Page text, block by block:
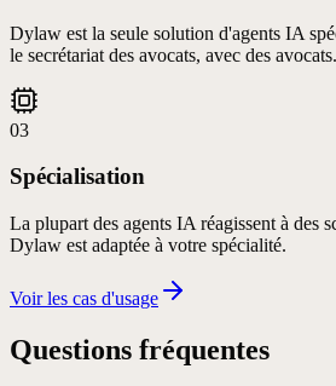
Dylaw est la seule solution d'agents IA
le secrétariat des avocats, avec des avocats.
03
Spécialisation
La plupart des agents IA réagissent à des
Dylaw est adaptée à votre spécialité.
Voir les cas d'usage
Questions fréquentes